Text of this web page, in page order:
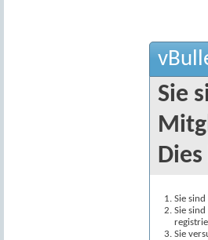
Sie
Sie
Sie
Sie